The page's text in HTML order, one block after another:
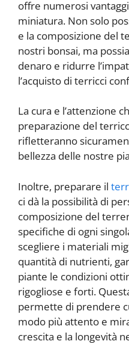
offre numerosi
miniatura. Non solo
e la composizione del
nostri bonsai, ma
denaro e ridurre
l’acquisto di terricci
La cura e l’attenzione
preparazione del
rifletteranno
bellezza delle nostre
Inoltre, preparare il
ci dà la possibilità di
composizione del
specifiche di ogni
scegliere i materiali
quantità di nutrienti,
piante le condizioni
rigogliose e forti.
permette di prendere
modo più attento e
crescita e la longevità